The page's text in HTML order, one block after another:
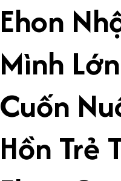
Ehon
Mình
Cuốn
Hồn Trẻ